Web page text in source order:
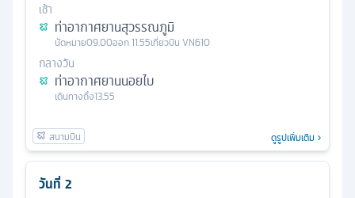
เช้า
ท่าอากาศยานสุวรรณภูมิ
นัดหมาย09.00ออก11.55เที่ยวบิน VN610
กลางวัน
ท่าอากาศยานนอยไบ
เดินทางถึง13.55
ดูรูปเพิ่มเติม
วันที่ 2